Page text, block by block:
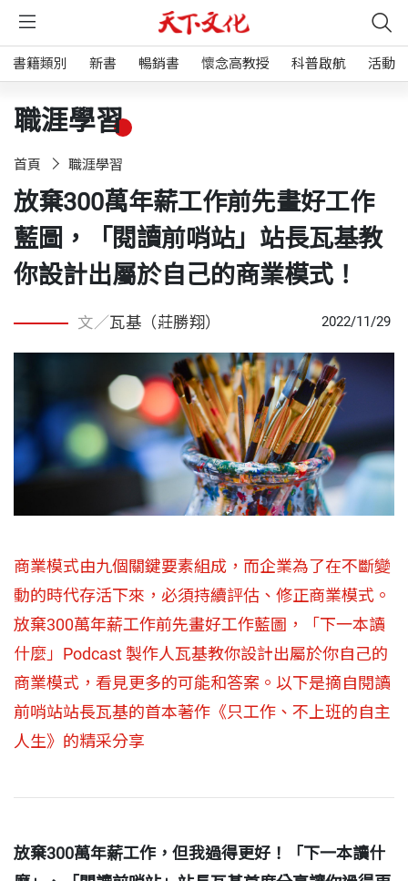
書籍類別 新書 暢銷書 懷念高教授 科普啟航 活動
職涯學習
首頁 職涯學習
放棄300萬年薪工作前先畫好工作
藍圖，「閱讀前哨站」站長瓦基教
你設計出屬於自己的商業模式！
文／瓦基（莊勝翔） 2022/11/29
商業模式由九個關鍵要素組成，而企業為了在不斷變
動的時代存活下來，必須持續評估、修正商業模式。
放棄300萬年薪工作前先畫好工作藍圖，「下一本讀
什麼」Podcast 製作人瓦基教你設計出屬於你自己的
商業模式，看見更多的可能和答案。以下是摘自閱讀
前哨站站長瓦基的首本著作《只工作、不上班的自主
人生》的精采分享
放棄300萬年薪工作，但我過得更好！「下一本讀什